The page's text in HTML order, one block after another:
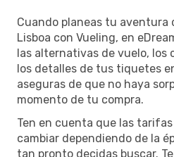
Cuando planeas tu aventura
Lisboa con Vueling, en
las alternativas de vuelo, los
los detalles de tus tiquetes
aseguras de que no haya
momento de tu compra.
Ten en cuenta que las
cambiar dependiendo de la
tan pronto decidas buscar.